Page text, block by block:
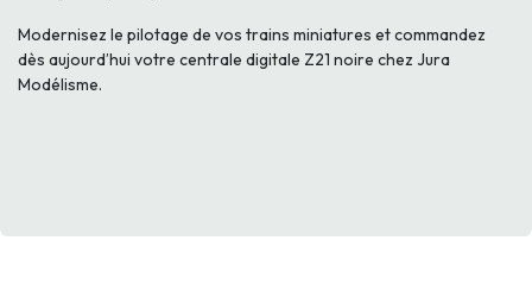
Modernisez le pilotage de vos trains miniatures et commandez
dès aujourd’hui votre centrale digitale Z21 noire chez Jura
Modélisme.